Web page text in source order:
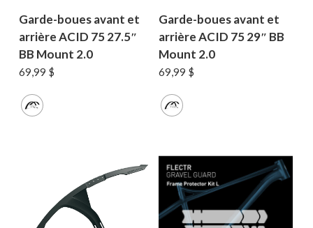
Votre panier est vide.
Garde-boues avant et
arrière ACID 75 27.5″
BB Mount 2.0
69,99 $
Garde-boues avant et
arrière ACID 75 29″ BB
Mount 2.0
69,99 $